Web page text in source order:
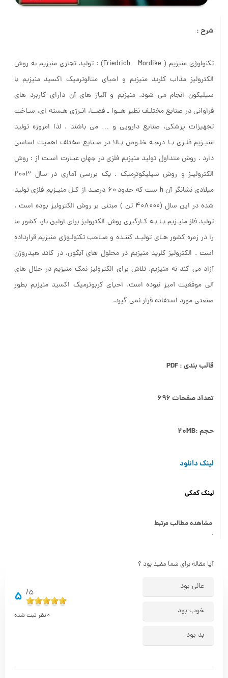
شرح :
تکنولوژی منیزیم ( Friedrich · Mordike) : تولید تجاری منیزیم به روش
الکترولیز مذاب کلرید منیزیم و احیای متالوترمیک اکسید منیزیم با
سیلیکون انجام می شود. منیزیم و آلیاژ های آن دارای کاربرد های
فراوانی در صنایع مختلـف نظیر هــوا ـ فضــا، انـرژی هـسته ای، سـاخت
تجهیزات پزشکی، صنایع دارویی و … می باشند . لذا امروزه تولید
منیـزیم فلـزی بـا درجـه خلـوص بـالا در صـنایع مختلف اهمیت اساسی
دارد . روش متداول تولید منیزیم فلزی در جهان عبـارت اسـت از : روش
الکترولیـز و روش سیلیکوترمیک . یک بررسی آماری در سال ۲۰۰۳
میلادی نشانگر آن h ست که حدود ۶۰ درصـد از کـل منیـزیم فلزی تولید
شده در این سال (۴۰۸۰۰۰ تن ) مبتنی بر روش الکترولیز بوده است .
تولید فلز منیـزیم بـا بـه کـارگیری روش الکترولیز برای اولین بار، کشور ما
را در زمره کشور هـای تولیـد کننـده و صـاحب تکنولـوژی منیزیم قرارداده
است . الکترولیز کلرید منیزیم در محلول های آبگون، در کاتد هیدروژن
آزاد می کند نه منیزیم. تلاش برای الکترولیز نمک منیزیم در حلال های
آلی موفقیت آمیز نبوده است. احیای کربوترمیک اکسید منیزیم بطور
صنعتی مورد استفاده قرار نمی گیرد.
قالب بندی : PDF
تعداد صفحات ۶۹۶
حجم :۲۰MB
لینک دانلود
لینک کمکی
مشاهده مطالب مرتبط
.
آیا مقاله برای شما مفید بود ؟
عالی بود
خوب بود
بد بود
5/
5
0نظر ثبت شده